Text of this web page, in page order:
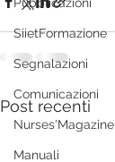
SiietFormazione
Segnalazioni
Comunicazioni
Nurses'Magazine
Manuali
Post recenti